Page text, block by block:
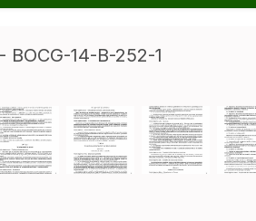
14-B-252-1